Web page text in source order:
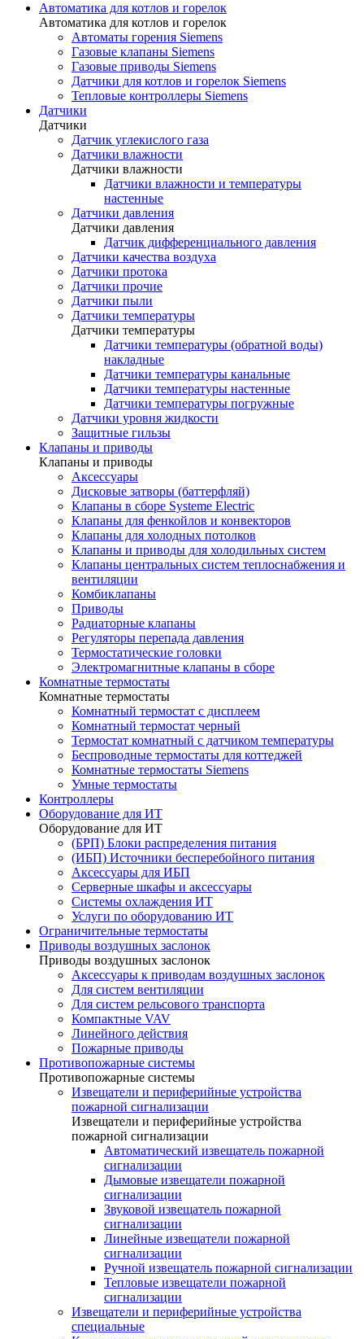
Автоматика для котлов и горелок
Автоматика для котлов и горелок
Автоматы горения Siemens
Газовые клапаны Siemens
Газовые приводы Siemens
Датчики для котлов и горелок Siemens
Тепловые контроллеры Siemens
Датчики
Датчики
Датчик углекислого газа
Датчики влажности
Датчики влажности
Датчики влажности и температуры
настенные
Датчики давления
Датчики давления
Датчик дифференциального давления
Датчики качества воздуха
Датчики протока
Датчики прочие
Датчики пыли
Датчики температуры
Датчики температуры
Датчики температуры (обратной воды)
накладные
Датчики температуры канальные
Датчики температуры настенные
Датчики температуры погружные
Датчики уровня жидкости
Защитные гильзы
Клапаны и приводы
Клапаны и приводы
Аксессуары
Дисковые затворы (баттерфляй)
Клапаны в сборе Systeme Electric
Клапаны для фенкойлов и конвекторов
Клапаны для холодных потолков
Клапаны и приводы для холодильных систем
Клапаны центральных систем теплоснабжения и
вентиляции
Комбиклапаны
Приводы
Радиаторные клапаны
Регуляторы перепада давления
Термостатические головки
Электромагнитные клапаны в сборе
Комнатные термостаты
Комнатные термостаты
Комнатный термостат с дисплеем
Комнатный термостат черный
Термостат комнатный с датчиком температуры
Беспроводные термостаты для коттеджей
Комнатные термостаты Siemens
Умные термостаты
Контроллеры
Оборудование для ИТ
Оборудование для ИТ
(БРП) Блоки распределения питания
(ИБП) Источники бесперебойного питания
Аксессуары для ИБП
Серверные шкафы и аксессуары
Системы охлаждения ИТ
Услуги по оборудованию ИТ
Ограничительные термостаты
Приводы воздушных заслонок
Приводы воздушных заслонок
Аксессуары к приводам воздушных заслонок
Для систем вентиляции
Для систем рельсового транспорта
Компактные VAV
Линейного действия
Пожарные приводы
Противопожарные системы
Противопожарные системы
Извещатели и периферийные устройства
пожарной сигнализации
Извещатели и периферийные устройства
пожарной сигнализации
Автоматический извещатель пожарной
сигнализации
Дымовые извещатели пожарной
сигнализации
Звуковой извещатель пожарной
сигнализации
Линейные извещатели пожарной
сигнализации
Ручной извещатель пожарной сигнализации
Тепловые извещатели пожарной
сигнализации
Извещатели и периферийные устройства
специальные